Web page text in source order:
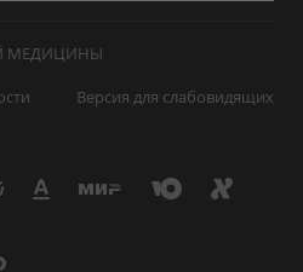
МЕДИЦИНЫ
Версия для слабовидящих